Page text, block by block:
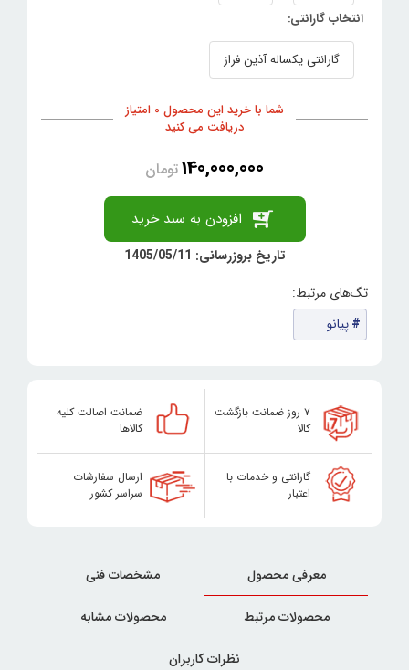
انتخاب گارانتی:
گارانتی یکساله آذین فراز
شما با خرید این محصول 0 امتیاز
دریافت می کنید
140,000,000تومان
افزودن به سبد خرید
تاریخ بروزرسانی: 1405/05/11
پیانو
۷ روز ضمانت بازگشت
کالا
ضمانت اصالت کلیه
کالاها
گارانتی و خدمات با
اعتبار
ارسال سفارشات
سراسر کشور
معرفی محصول مشخصات فنی
محصولات مرتبط محصولات مشابه
نظرات کاربران